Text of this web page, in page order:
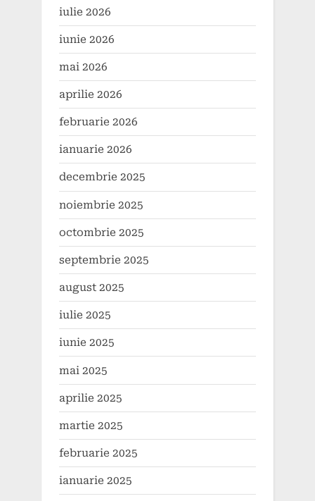
iulie 2026
iunie 2026
mai 2026
aprilie 2026
februarie 2026
ianuarie 2026
decembrie 2025
noiembrie 2025
octombrie 2025
septembrie 2025
august 2025
iulie 2025
iunie 2025
mai 2025
aprilie 2025
martie 2025
februarie 2025
ianuarie 2025